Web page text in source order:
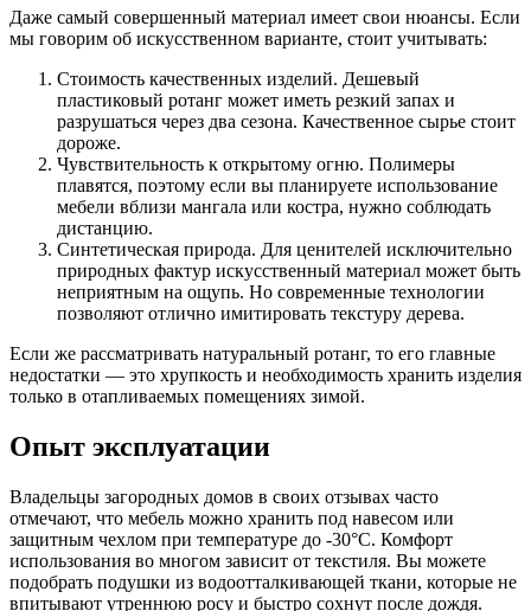
Даже самый совершенный материал имеет свои нюансы. Если
мы говорим об искусственном варианте, стоит учитывать:
Стоимость качественных изделий. Дешевый
пластиковый ротанг может иметь резкий запах и
разрушаться через два сезона. Качественное сырье стоит
дороже.
Чувствительность к открытому огню. Полимеры
плавятся, поэтому если вы планируете использование
мебели вблизи мангала или костра, нужно соблюдать
дистанцию.
Синтетическая природа. Для ценителей исключительно
природных фактур искусственный материал может быть
неприятным на ощупь. Но современные технологии
позволяют отлично имитировать текстуру дерева.
Если же рассматривать натуральный ротанг, то его главные
недостатки — это хрупкость и необходимость хранить изделия
только в отапливаемых помещениях зимой.
Опыт эксплуатации
Владельцы загородных домов в своих отзывах часто
отмечают, что мебель можно хранить под навесом или
защитным чехлом при температуре до -30°C. Комфорт
использования во многом зависит от текстиля. Вы можете
подобрать подушки из водоотталкивающей ткани, которые не
впитывают утреннюю росу и быстро сохнут после дождя.